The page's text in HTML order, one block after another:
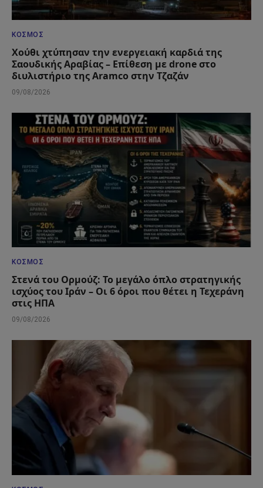
ΚΌΣΜΟΣ
Χούθι χτύπησαν την ενεργειακή καρδιά της
Σαουδικής Αραβίας – Επίθεση με drone στο
διυλιστήριο της Aramco στην Τζαζάν
09/08/2026
ΚΌΣΜΟΣ
Στενά του Ορμούζ: Το μεγάλο όπλο στρατηγικής
ισχύος του Ιράν – Οι 6 όροι που θέτει η Τεχεράνη
στις ΗΠΑ
09/08/2026